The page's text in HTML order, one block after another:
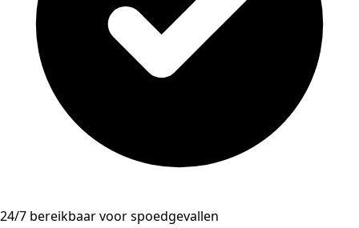
24/7 bereikbaar voor spoedgevallen